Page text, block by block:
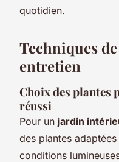
quotidien.
Techniques
entretien
Choix des
réussi
Pour un jardin
des plantes
conditions